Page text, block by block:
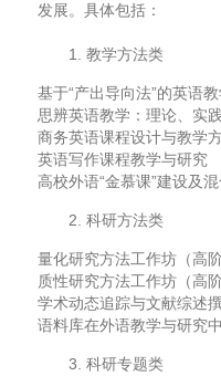
发展。具体包括：
1. 教学方法类
基于“产出导向法”的英语
思辨英语教学：理论、实
商务英语课程设计与教学
英语写作课程教学与研究
高校外语“金慕课”建设及
2. 科研方法类
量化研究方法工作坊（高阶
质性研究方法工作坊（高阶
学术动态追踪与文献综述
语料库在外语教学与研究
3. 科研专题类